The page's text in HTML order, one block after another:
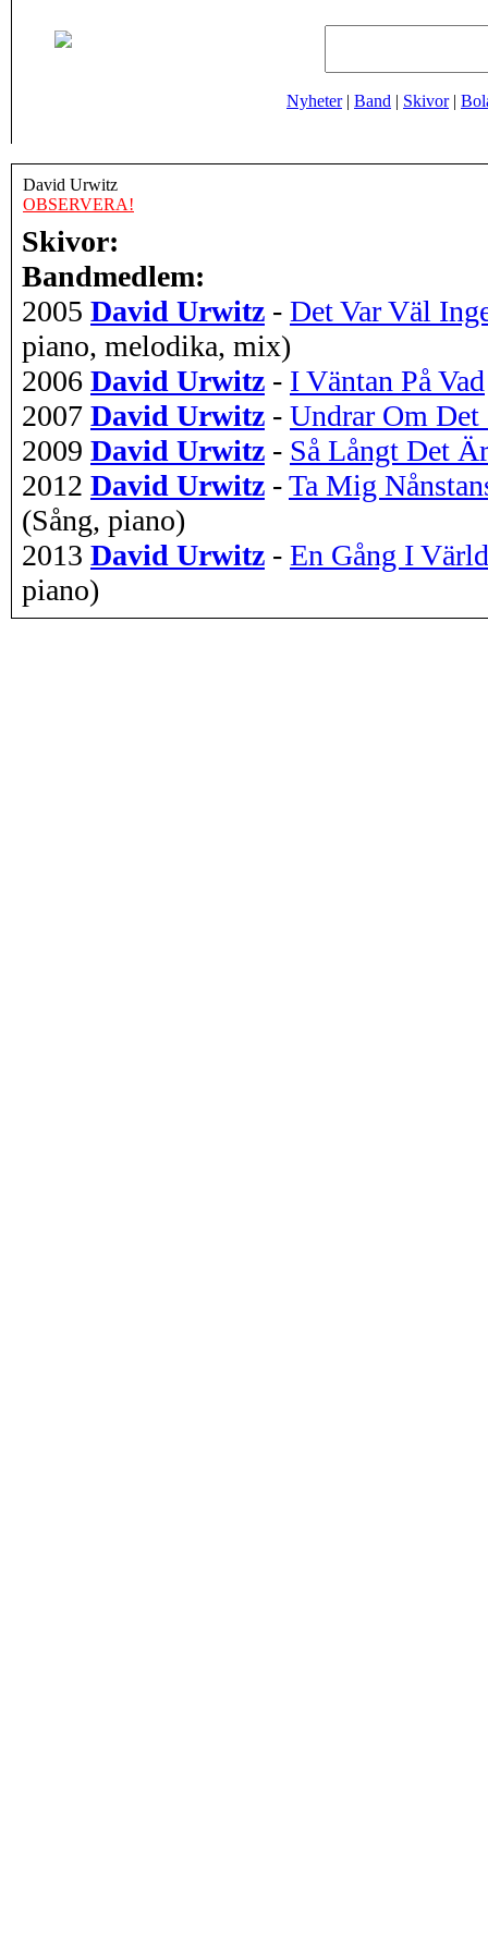
Nyheter| Band | Skivor|
David Urwitz
OBSERVERA!
Skivor:
Bandmedlem:
2005 David Urwitz - Det Var Väl
piano, melodika, mix)
2006 David Urwitz - I Väntan På Vad
2007 David Urwitz - Undrar Om Det
2009 David Urwitz - Så Långt Det
2012 David Urwitz -Ta Mig
(Sång, piano)
2013 David Urwitz - En Gång I
piano)